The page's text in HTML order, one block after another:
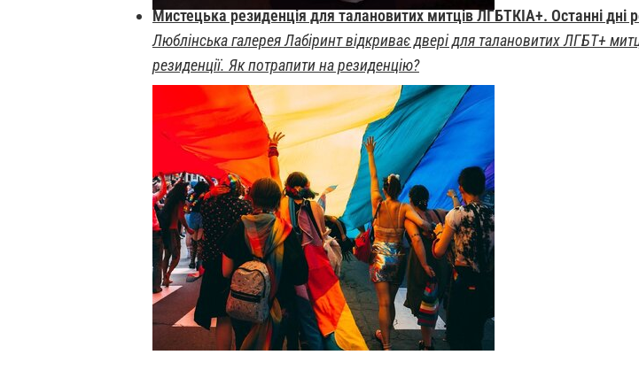
Мистецька резиденція для талановитих митців ЛГБТКІА+. Останні дні
Люблінська галерея Лабіринт відкриває двері для талановитих ЛГБТ+
резиденції. Як потрапити на резиденцію?